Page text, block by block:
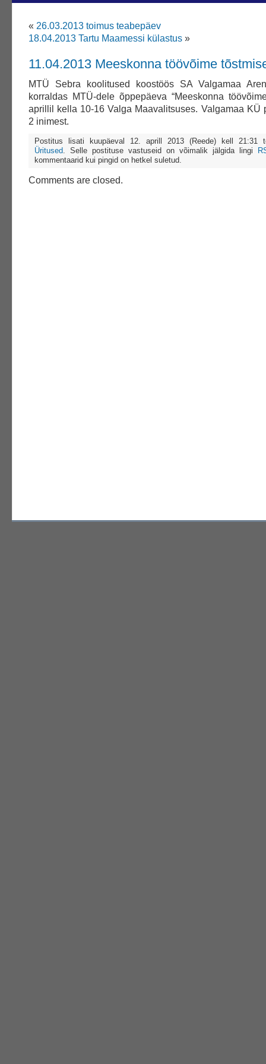
« 26.03.2013 toimus teabepäev
18.04.2013 Tartu Maamessi külastus »
11.04.2013 Meeskonna töövõime
MTÜ Sebra koolitused koostöös SA Valgamaa
korraldas MTÜ-dele õppepäeva “Meeskonna
aprillil kella 10-16 Valga Maavalitsuses. Valgamaa KÜ
2 inimest.
Postitus lisati kuupäeval 12. aprill 2013 (Reede) kell 21:31
Üritused. Selle postituse vastuseid on võimalik jälgida lingi
kommentaarid kui pingid on hetkel suletud.
Comments are closed.